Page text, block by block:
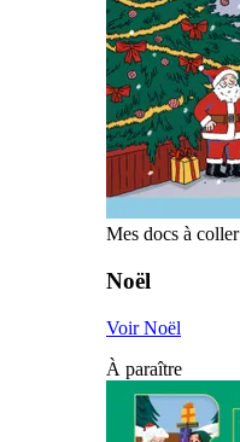
Mes docs à coller
Noël
Voir Noël
À paraître